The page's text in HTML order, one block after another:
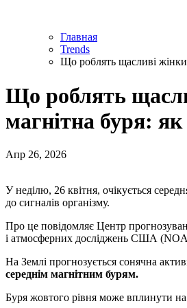
Главная
Trends
Що роблять щасливі
Що роблять
магнітна буря:
Апр 26, 2026
У неділю, 26 квітня, очікується
до сигналів організму.
Про це повідомляє Центр
і атмосферних досліджень США
На Землі прогнозується сонячна
середнім магнітним бурям.
Буря жовтого рівня може вплинути